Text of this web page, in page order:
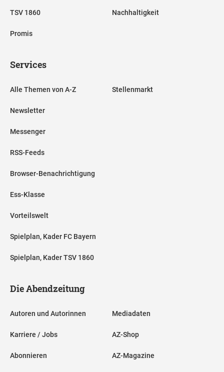
TSV 1860
Promis
Nachhaltigkeit
Services
Alle Themen von A-Z
Newsletter
Messenger
RSS-Feeds
Browser-Benachrichtigung
Ess-Klasse
Vorteilswelt
Spielplan, Kader FC Bayern
Spielplan, Kader TSV 1860
Stellenmarkt
Die Abendzeitung
Autoren und Autorinnen
Karriere / Jobs
Abonnieren
Mediadaten
AZ-Shop
AZ-Magazine